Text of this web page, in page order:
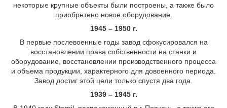
некоторые крупные объекты были построены, а также было
приобретено новое оборудование.
1945 – 1950 г.
В первые послевоенные годы завод сфокусировался на
восстановлении права собственности на станки и
оборудование, восстановлении производственного процесса
и объема продукции, характерного для довоенного периода.
Завод достиг этой цели только спустя два года.
1939 – 1945 г.